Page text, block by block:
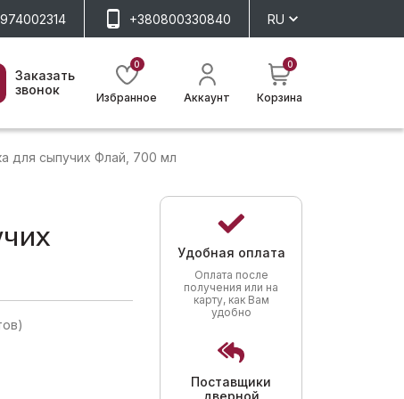
+380800330840 RU
Заказать
звонок
0
Избранное Аккаунт
0
Корзина
для сыпучих Флай, 700 мл
Удобная оплата
Оплата после
получения или на
карту, как Вам
удобно
Поставщики